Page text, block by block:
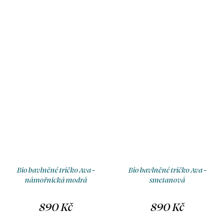
Bio bavlněné tričko Ava -
námořnická modrá
890 Kč
Bio bavlněné tričko Ava -
smetanová
890 Kč